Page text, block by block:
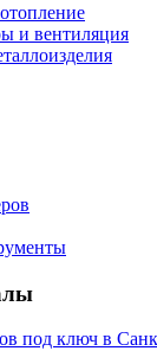
и вентиляция
под ключ в